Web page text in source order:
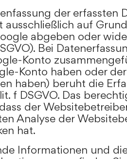
der erfassten
ausschließlich auf
abgeben oder
Bei
Konto
Konto haben oder
haben) beruht die
f DSGVO. Das
der
Analyse der
hat.
Informationen und